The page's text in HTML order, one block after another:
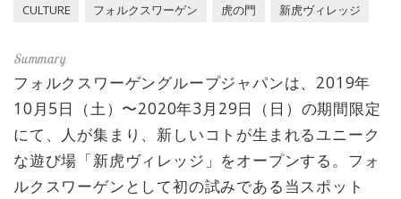
CULTURE フォルクスワーゲン 虎の門 新虎ヴィレッジ
フォルクスワーゲングループジャパンは、2019年
10月5日（土）〜2020年3月29日（日）の期間限定
にて、人が集まり、新しいコトが生まれるユニーク
な遊び場「新虎ヴィレッジ」をオープンする。フォ
ルクスワーゲンとして初の試みである当スポット